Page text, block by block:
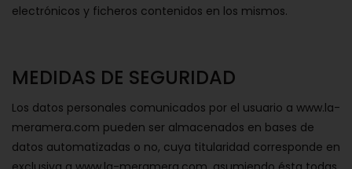
electrónicos y ficheros contenidos en los mismos.
MEDIDAS DE SEGURIDAD
Los datos personales comunicados por el usuario a www.la-
meramera.com pueden ser almacenados en bases de
datos automatizadas o no, cuya titularidad corresponde en